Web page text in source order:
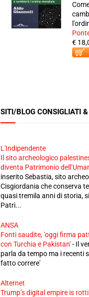
€
SITI/BLOG CONSIGLIATI
L'Indipendente
Il sito archeologico
diventa Patrimonio
inserito Sebastia, sito
Cisgiordania che conserva
quasi tremila anni di storia,
Patri...
ANSA
Fonti saudite, 'oggi firma
con Turchia e Pakistan'- Il
parla da tempo ma i recenti
fatto correre'
Alternet
Trump’s digital empire is